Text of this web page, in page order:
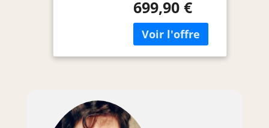
importants dans un
espace réduit. Des
façades
entièrement
intégrées pour lave-
PRATIQUE : La
699,90 €